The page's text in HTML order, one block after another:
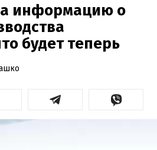
информацию о
будет теперь